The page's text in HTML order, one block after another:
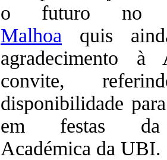
o futuro no
Malhoa quis
agradecimento
convite,
disponibilidade
em festas da
Académica da UBI.